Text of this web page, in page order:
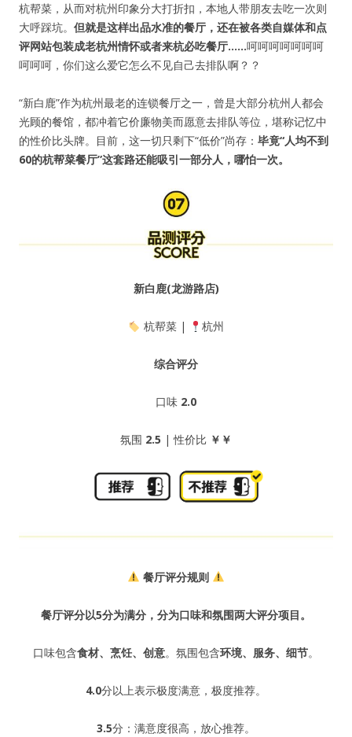
杭帮菜，从而对杭州印象分大打折扣，本地人带朋友去吃一次则
大呼踩坑。 但就是这样出品水准的餐厅，还在被各类自媒体和点
评网站包装成老杭州情怀或者来杭必吃餐厅……呵呵呵呵呵呵呵
呵呵呵，你们这么爱它怎么不见自己去排队啊？？
“新白鹿”作为杭州最老的连锁餐厅之一，曾是大部分杭州人都会
光顾的餐馆，都冲着它价廉物美而愿意去排队等位，堪称记忆中
的性价比头牌。目前，这一切只剩下“低价”尚存： 毕竟“人均不到
60的杭帮菜餐厅”这套路还能吸引一部分人，哪怕一次。
新白鹿(龙游路店)
杭帮菜 | 杭州
综合评分
口味 2.0
氛围 2.5 | 性价比 ￥￥
餐厅评分规则
餐厅评分以5分为满分，分为口味和氛围两大评分项目。
口味包含食材、烹饪、创意。氛围包含环境、服务、细节。
4.0分以上表示极度满意，极度推荐。
3.5分：满意度很高，放心推荐。